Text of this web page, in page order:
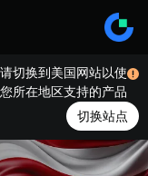
切换到美国网站以使
所在地区支持的产品。
切换站点